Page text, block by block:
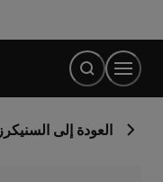
Content
العودة إلى السنيكرز